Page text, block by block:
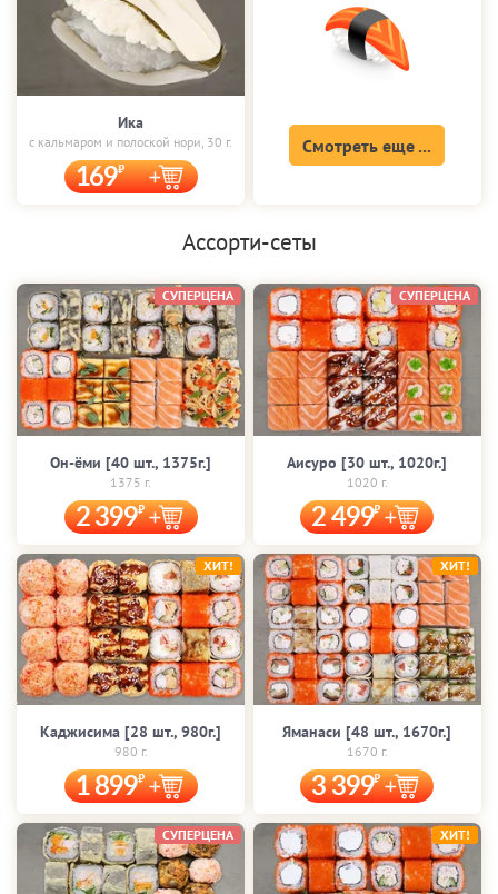
Ика
с кальмаром и полоской нори, 30 г.
169
Смотреть еще ...
Ассорти-сеты
Он-ёми [40 шт., 1375г.]
1375 г.
2 399
СУПЕРЦЕНА
Аисуро [30 шт., 1020г.]
1020 г.
2 499
СУПЕРЦЕНА
Каджисима [28 шт., 980г.]
980 г.
1 899
ХИТ!
Яманаси [48 шт., 1670г.]
1670 г.
3 399
ХИТ!
СУПЕРЦЕНА ХИТ!